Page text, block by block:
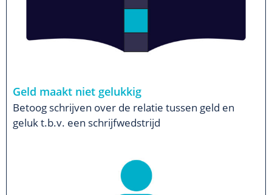
Geld maakt niet gelukkig
Betoog schrijven over de relatie tussen geld en
geluk t.b.v. een schrijfwedstrijd